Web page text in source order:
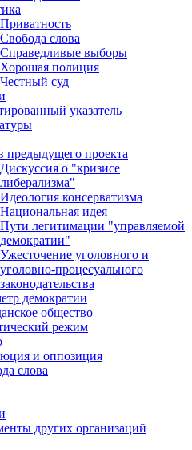
Приватность
Свобода слова
Справедливые выборы
Хорошая полиция
Честный суд
указатель
предыдущего проекта
Дискуссия о "кризисе
либерализма"
Идеология консерватизма
Национальная идея
Пути легитимации "управляемой
демократии"
Ужесточение уголовного и
уголовно-процесуального
законодательства
демократии
общество
режим
и оппозиция
слова
других организаций